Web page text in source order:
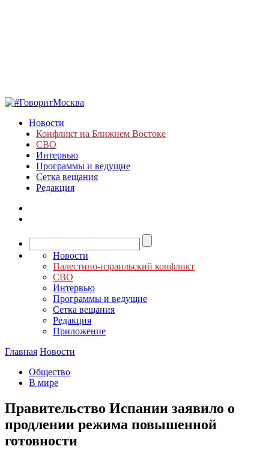
Новости
Конфликт на Ближнем Востоке
СВО
Интервью
Программы и ведущие
Сетка вещания
Редакция
Новости
Палестино-израильский конфликт
СВО
Интервью
Программы и ведущие
Сетка вещания
Редакция
Приложение
Главная Новости
Общество
В мире
Правительство Испании заявило о
продлении режима повышенной
готовности